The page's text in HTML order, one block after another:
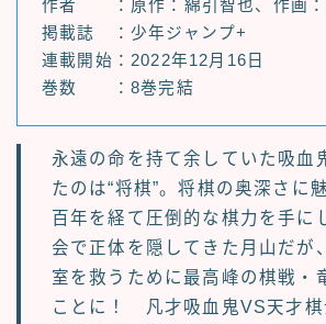
作者 ：原作：綿引智也、作画：
掲載誌 ：少年ジャンプ+
連載開始：2022年12月16日
巻数 ：8巻完結
永遠の命を持て余していた吸血
たのは“将棋”。将棋の奥深さに
百年を経て圧倒的な棋力を手に
会で正体を隠してきた月山だが
室を救うために最高峰の棋戦・
ことに！ 凡才吸血鬼VS天才棋